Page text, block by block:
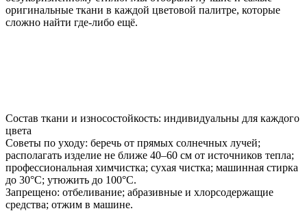
оригинальные ткани в каждой цветовой палитре, которые
сложно найти где-либо ещё.
Состав ткани и износостойкость: индивидуальны для каждого
цвета
Советы по уходу: беречь от прямых солнечных лучей;
располагать изделие не ближе 40–60 см от источников тепла;
профессиональная химчистка; сухая чистка; машинная стирка
до 30°C; утюжить до 100°C.
Запрещено: отбеливание; абразивные и хлорсодержащие
средства; отжим в машине.